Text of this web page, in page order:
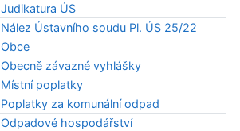
Judikatura ÚS
Nález Ústavního soudu Pl. ÚS 25/22
Obce
Obecně závazné vyhlášky
Místní poplatky
Poplatky za komunální odpad
Odpadové hospodářství